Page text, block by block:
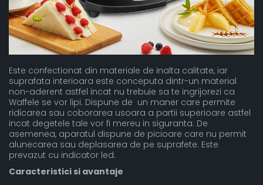
Este confectionat din materiale de inalta calitate, iar
suprafata interioara este conceputa dintr-un material
non-aderent astfel incat nu trebuie sa te ingrijorezi ca
Waffele se vor lipi. Dispune de un maner care permite
ridicarea sau coborarea usoara a partii superioare astfel
incat degetele tale vor fi mereu in siguranta. De
asemenea, aparatul dispune de picioare care nu permit
alunecarea sau deplasarea de pe suprafete. Este
prevazut cu indicator led.
Caracteristici si avantaje